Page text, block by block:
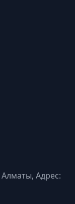
Алматы, Адрес: